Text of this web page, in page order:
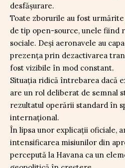
desfășurare.
Toate zborurile au fost
de tip open-source, unele fiind
sociale. Deși aeronavele au
prezența prin dezactivarea
fost vizibile în mod constant.
Situația ridică întrebarea dacă
are un rol deliberat de semnal
rezultatul operării standard în
internațional.
În lipsa unor explicații oficiale,
intensificarea misiunilor din
percepută la Havana ca un